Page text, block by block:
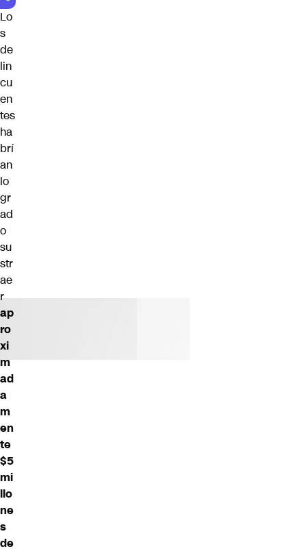
Lo
s
de
lin
cu
en
tes
ha
brí
an
lo
gr
ad
o
su
str
ae
r
ap
ro
xi
m
ad
a
m
en
te
$5
mi
llo
ne
s
de